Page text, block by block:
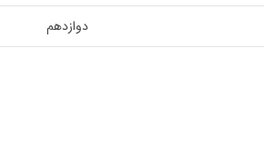
دوازدهم